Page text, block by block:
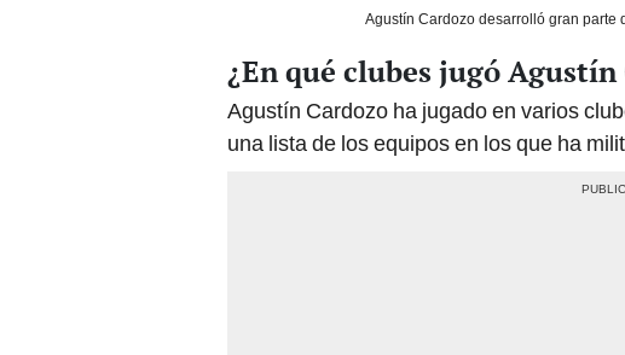
Agustín Cardozo desarrolló gran parte
¿En qué clubes jugó Agustín
Agustín Cardozo ha jugado en varios
una lista de los equipos en los que ha